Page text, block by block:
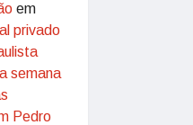
em
privado
semana
Pedro